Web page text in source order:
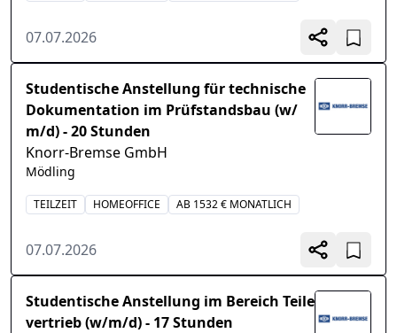
07.07.2026
Studentische Anstellung für technische
Dokumentation im Prüfstandsbau (w/
m/d) - 20 Stunden
Knorr-Bremse GmbH
Mödling
TEILZEIT HOMEOFFICE AB 1532 € MONATLICH
07.07.2026
Studentische Anstellung im Bereich Teile
vertrieb (w/m/d) - 17 Stunden